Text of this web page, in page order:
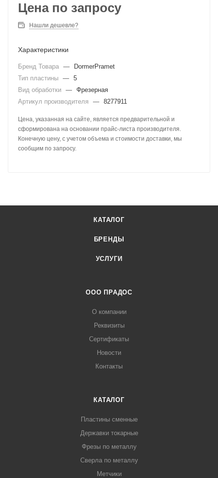
Цена по запросу
Нашли дешевле?
Характеристики
Бренд Товара —
DormerPramet
Тип пластины — 5
Вид обработки — Фрезерная
Артикул производителя
— 8277911
Цена, указанная на сайте, является предварительной и
сформирована на основании прайс-листа производителя.
Конечную цену, с учетом объема и стоимости доставки, мы
сообщим по запросу.
КАТАЛОГ
БРЕНДЫ
УСЛУГИ
ООО ПРАДОС
О компании
Реквизиты
Сертификаты
Новости
Контакты
КАТАЛОГ
Пластины сменные
Державки токарные
Фрезы по металлу
Сверла по металлу
Метчики